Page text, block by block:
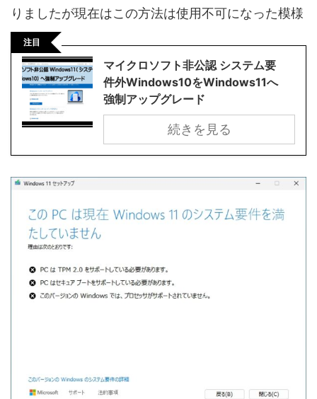
りましたが現在はこの方法は使用不可になった模様
注目
マイクロソフト非公認 システム要
件外Windows10をWindows11へ
強制アップグレード
続きを見る